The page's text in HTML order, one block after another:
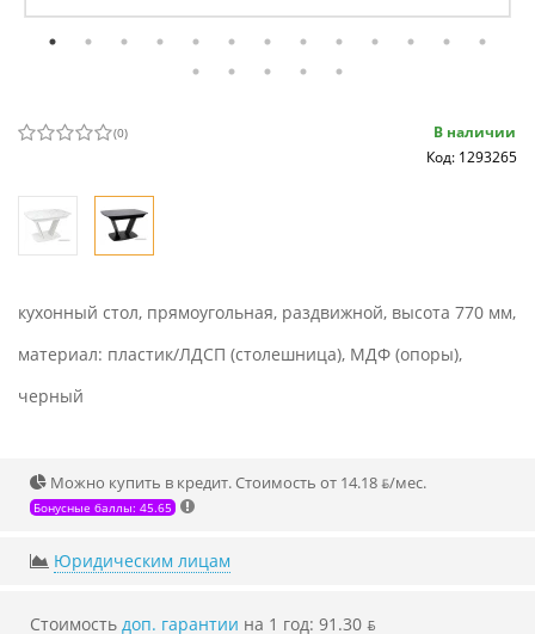
(0)
В наличии
Код: 1293265
кухонный стол, прямоугольная, раздвижной, высота 770 мм,
материал: пластик/ЛДСП (столешница), МДФ (опоры),
черный
Можно купить в кредит. Стоимость от 14.18 ƃ/мec.
Бонусные баллы: 45.65
Юридическим лицам
Стоимость доп. гарантии на 1 год: 91.30 ƃ